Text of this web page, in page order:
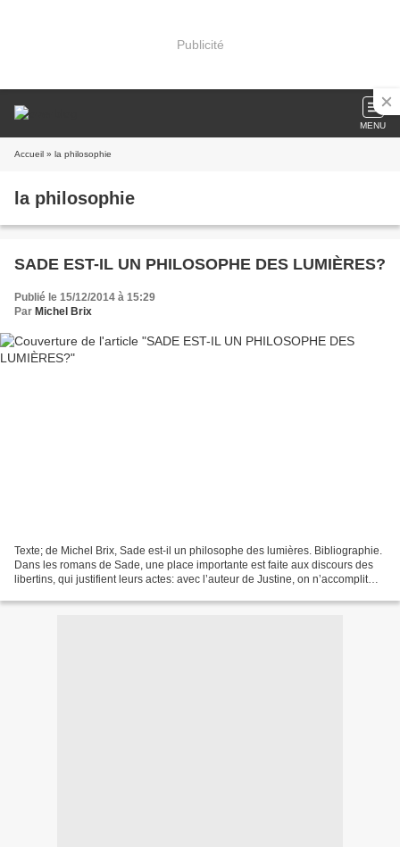
Publicité
MENU
Accueil » la philosophie
la philosophie
SADE EST-IL UN PHILOSOPHE DES LUMIÈRES?
Publié le 15/12/2014 à 15:29
Par Michel Brix
Texte; de Michel Brix, Sade est-il un philosophe des lumières. Bibliographie.
Dans les romans de Sade, une place importante est faite aux discours des
libertins, qui justifient leurs actes: avec l’auteur de Justine, on n’accomplit